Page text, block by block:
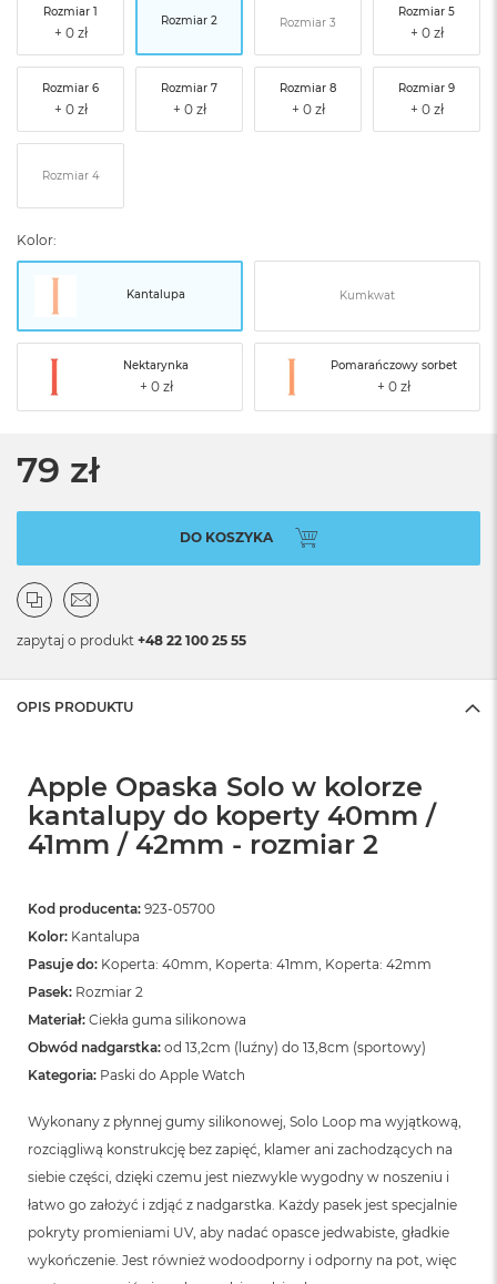
Rozmiar 1
Rozmiar 2 Rozmiar 3
Rozmiar 5
Rozmiar 6 Rozmiar 7 Rozmiar 8 Rozmiar 9
Rozmiar 4
Kolor:
Kantalupa Kumkwat
Nektarynka Pomarańczowy sorbet
79 zł
DO KOSZYKA
zapytaj o produkt +48 22 100 25 55
OPIS PRODUKTU
Apple Opaska Solo w kolorze
kantalupy do koperty 40mm /
41mm / 42mm - rozmiar 2
Kod producenta: 923-05700
Kolor: Kantalupa
Pasuje do: Koperta: 40mm, Koperta: 41mm, Koperta: 42mm
Pasek: Rozmiar 2
Materiał: Ciekła guma silikonowa
Obwód nadgarstka: od 13,2cm (luźny) do 13,8cm (sportowy)
Kategoria: Paski do Apple Watch
Wykonany z płynnej gumy silikonowej, Solo Loop ma wyjątkową,
rozciągliwą konstrukcję bez zapięć, klamer ani zachodzących na
siebie części, dzięki czemu jest niezwykle wygodny w noszeniu i
łatwo go założyć i zdjąć z nadgarstka. Każdy pasek jest specjalnie
pokryty promieniami UV, aby nadać opasce jedwabiste, gładkie
wykończenie. Jest również wodoodporny i odporny na pot, więc